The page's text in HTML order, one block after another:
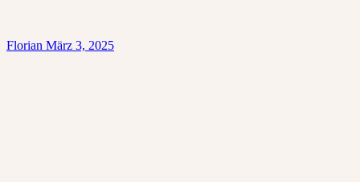
Florian März 3, 2025